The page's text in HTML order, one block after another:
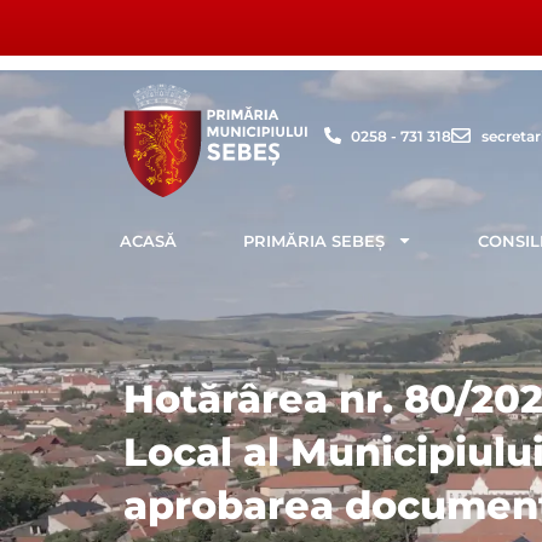
content
0258 - 731 318
ACASĂ PRIMĂRIA SEBEȘ
Hotărârea nr. 80/
Local al
aprobarea